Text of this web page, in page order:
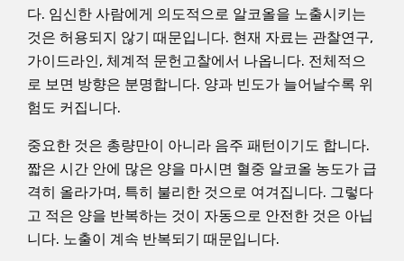
다. 임신한 사람에게 의도적으로 알코올을 노출시키는
것은 허용되지 않기 때문입니다. 현재 자료는 관찰연구,
가이드라인, 체계적 문헌고찰에서 나옵니다. 전체적으
로 보면 방향은 분명합니다. 양과 빈도가 늘어날수록 위
험도 커집니다.
중요한 것은 총량만이 아니라 음주 패턴이기도 합니다.
짧은 시간 안에 많은 양을 마시면 혈중 알코올 농도가 급
격히 올라가며, 특히 불리한 것으로 여겨집니다. 그렇다
고 적은 양을 반복하는 것이 자동으로 안전한 것은 아닙
니다. 노출이 계속 반복되기 때문입니다.